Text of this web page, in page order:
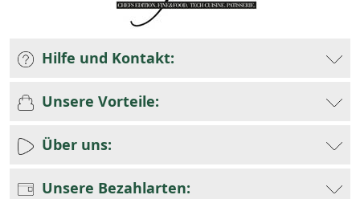
Hilfe und Kontakt:
Unsere Vorteile:
Über uns:
Unsere Bezahlarten: